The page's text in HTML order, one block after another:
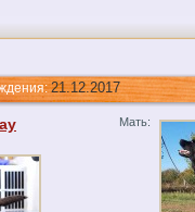
21.12.2017
Мать: